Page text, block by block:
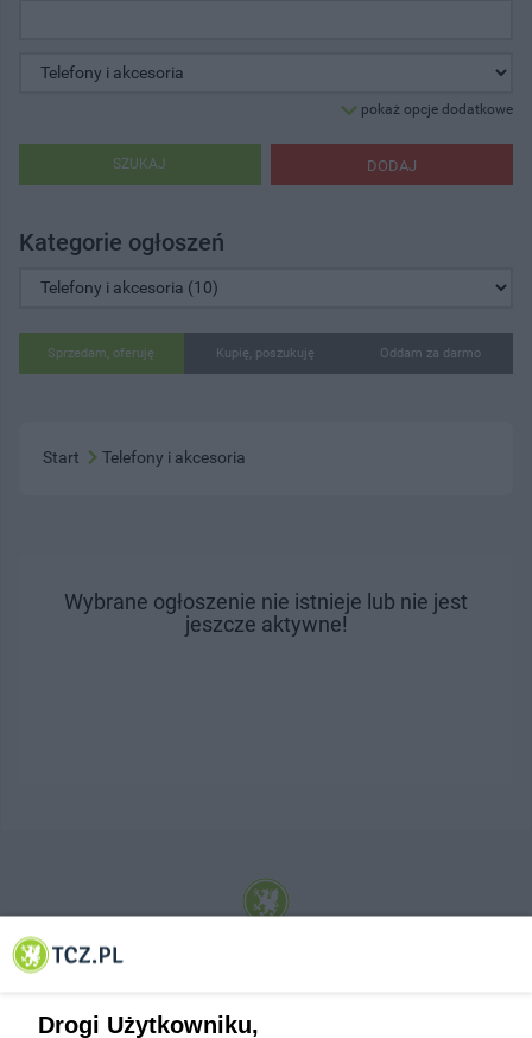
pokaż opcje dodatkowe
DODAJ
SZUKAJ
Kategorie ogłoszeń
Sprzedam, oferuję Kupię, poszukuję Oddam za darmo
Start Telefony i akcesoria
Wybrane ogłoszenie nie istnieje lub nie jest
jeszcze aktywne!
© 2001-2026 Tczew - TCZ.PL Sp. z o.o. Internetowy Serwis Informacyjny Miasta
Drogi Użytkowniku,